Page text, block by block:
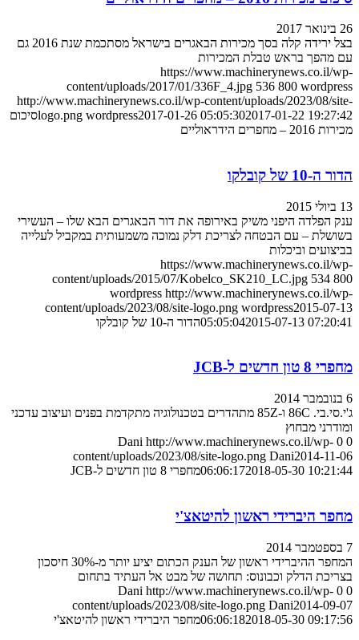
26 בינואר 2017
בצל ירידה קלה בסך מכירות הבאגרים בישראל מסתכמת שנת 2016 גם
עם מהפך בראש טבלת המכירות
https://www.machinerynews.co.il/wp-
content/uploads/2017/01/336F_4.jpg 536 800 wordpress
http://www.machinerynews.co.il/wp-content/uploads/2023/08/site-
logo.png wordpress2017-01-26 05:05:302017-01-22 19:27:42
סיכום
מכירות 2016 – מחפרים הידראוליים
הדור ה-10 של קובלקו
13 ביולי 2015
ענק הפלדה היפני משיק באירופה את דור הבאגרים הבא שלו – העשירי
בשושלת – עם הבטחה לצריכת דלק נמוכה משמעותית במקביל לעלייה
בביצועים וביכלות
https://www.machinerynews.co.il/wp-
content/uploads/2015/07/Kobelco_SK210_LC.jpg 534 800
wordpress http://www.machinerynews.co.il/wp-
content/uploads/2023/08/site-logo.png wordpress2015-07-13
05:05:042015-07-13 07:20:41 הדור ה-10 של קובלקו
מחפרי 8 טון חדשים ל-JCB
6 בנובמבר 2014
ג'י.סי.בי. 86C ו-85Z מתהדרים בטכנולוגיה מתקדמת בפנים ועיצוב עדכני
ומודרני מבחוץ
0
0
Dani http://www.machinerynews.co.il/wp-
content/uploads/2023/08/site-logo.png Dani2014-11-06
06:06:172018-05-30 10:21:44 מחפרי 8 טון חדשים ל-JCB
מחפר היברידי ראשון להיטאצ'י
7 בספטמבר 2014
המחפר ההיברידי ראשון של הענק הכתום יציע יותר מ-30% חיסכון
בצריכת הדלק וכבונוס: תחושה של מבט אל העתיד בתחום
0
0
Dani http://www.machinerynews.co.il/wp-
content/uploads/2023/08/site-logo.png Dani2014-09-07
06:06:182018-05-30 09:17:56 מחפר היברידי ראשון להיטאצ'י